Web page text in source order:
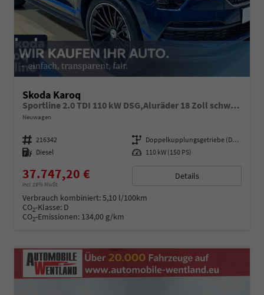
Skoda Karoq
Sportline 2.0 TDI 110 kW DSG,Aluräder 18 Zoll schwarz, Sonderfarbe Stahlgrau,Phone Box, Klimaauromatik,LED MATRIX, dynamische Blinkleuchten,Drive Mode Seledct, Kessy Full, Navigation, Sun Set,Rückkamera, PDC,LED , 4J. Grantie, Virt. Cockpit
Neuwagen
Fahrzeugnummer 216342 Getriebe
Doppelkupplungsgetriebe (DSG)
Kraftstoff Diesel Leistung 110 kW (150 PS)
37.747,20 €
incl. 19% MwSt.
Details
Verbrauch kombiniert:5,10 l/100km
CO2-Klasse: D
CO2-Emissionen: 134,00 g/km